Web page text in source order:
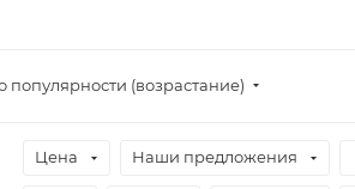
популярности (возрастание)
Цена Наши предложения